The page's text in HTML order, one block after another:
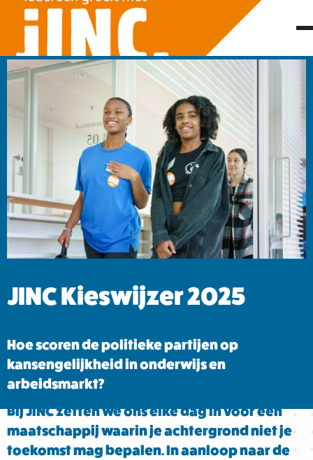
JINC Kieswijzer 2025
Hoe scoren de politieke partijen op
kansengelijkheid in onderwijs en
arbeidsmarkt?
Bij JINC zetten we ons elke dag in voor een
maatschappij waarin je achtergrond niet je
toekomst mag bepalen. In aanloop naar de